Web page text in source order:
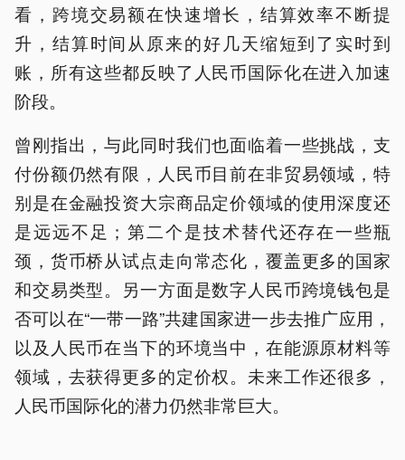
看，跨境交易额在快速增长，结算效率不断提
升，结算时间从原来的好几天缩短到了实时到
账，所有这些都反映了人民币国际化在进入加速
阶段。
曾刚指出，与此同时我们也面临着一些挑战，支
付份额仍然有限，人民币目前在非贸易领域，特
别是在金融投资大宗商品定价领域的使用深度还
是远远不足；第二个是技术替代还存在一些瓶
颈，货币桥从试点走向常态化，覆盖更多的国家
和交易类型。另一方面是数字人民币跨境钱包是
否可以在“一带一路”共建国家进一步去推广应用，
以及人民币在当下的环境当中，在能源原材料等
领域，去获得更多的定价权。未来工作还很多，
人民币国际化的潜力仍然非常巨大。